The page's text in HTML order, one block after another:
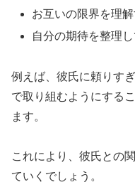
お互いの限界を理解
自分の期待を整理
例えば、彼氏に頼りす
で取り組むようにする
ます。
これにより、彼氏との
ていくでしょう。